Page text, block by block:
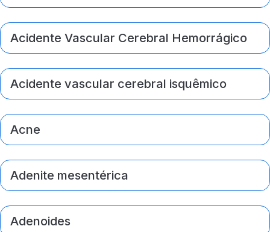
Acidente Vascular Cerebral Hemorrágico
Acidente vascular cerebral isquêmico
Acne
Adenite mesentérica
Adenoides